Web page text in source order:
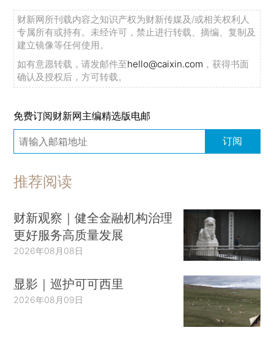
财新网所刊载内容之知识产权为财新传媒及/或相关权利人
专属所有或持有。未经许可，禁止进行转载、摘编、复制及
建立镜像等任何使用。
如有意愿转载，请发邮件至hello@caixin.com ，获得书面
确认及授权后，方可转载。
免费订阅财新网主编精选版电邮
订阅
推荐阅读
财新观察｜健全金融机构治理
更好服务高质量发展
2026年08月08日
显影｜巡护可可西里
2026年08月09日